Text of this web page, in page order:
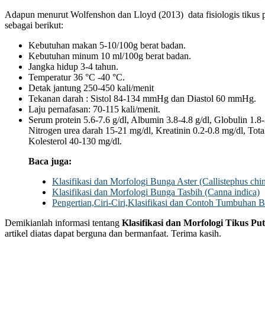
Adapun menurut Wolfenshon dan Lloyd (2013) data fisiologis tikus
sebagai berikut:
Kebutuhan makan 5-10/100g berat badan.
Kebutuhan minum 10 ml/100g berat badan.
Jangka hidup 3-4 tahun.
Temperatur 36 °C -40 °C.
Detak jantung 250-450 kali/menit
Tekanan darah : Sistol 84-134 mmHg dan Diastol 60 mmHg.
Laju pernafasan: 70-115 kali/menit.
Serum protein 5.6-7.6 g/dl, Albumin 3.8-4.8 g/dl, Globulin
Nitrogen urea darah 15-21 mg/dl, Kreatinin 0.2-0.8 mg/dl,
Kolesterol 40-130 mg/dl.
Baca juga:
Klasifikasi dan Morfologi Bunga Aster (Callistephus
Klasifikasi dan Morfologi Bunga Tasbih (Canna indica)
Pengertian,Ciri-Ciri,Klasifikasi dan Contoh Tumbuhan
Demikianlah informasi tentang Klasifikasi dan Morfologi Tikus
artikel diatas dapat berguna dan bermanfaat. Terima kasih.